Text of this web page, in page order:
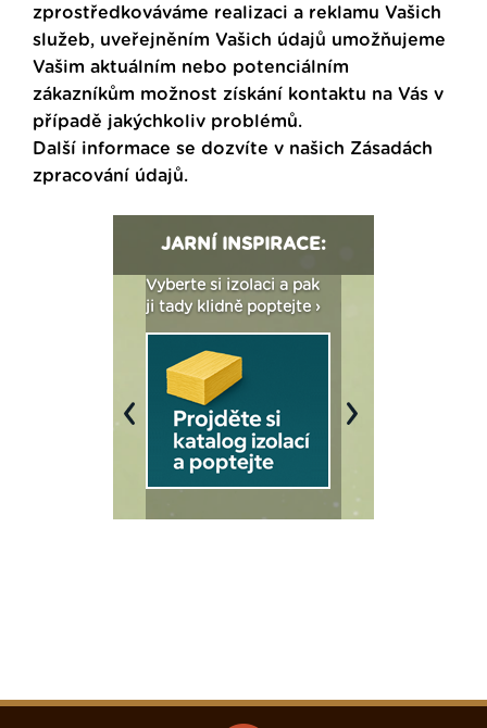
zprostředkováváme realizaci a reklamu Vašich
služeb, uveřejněním Vašich údajů umožňujeme
Vašim aktuálním nebo potenciálním
zákazníkům možnost získání kontaktu na Vás v
případě jakýchkoliv problémů.
Další informace se dozvíte v našich Zásadách
zpracování údajů.
JARNÍ INSPIRACE:
Vyberte si izolaci a pak
ji tady klidně poptejte ›
Previous Next